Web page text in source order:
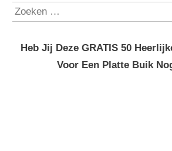
Zoeken
Heb Jij Deze GRATIS 50
Voor Een Platte Buik